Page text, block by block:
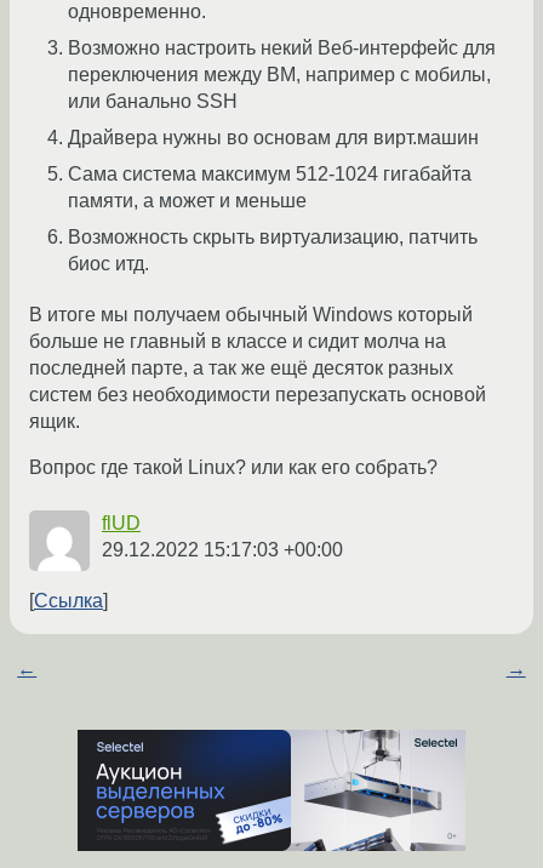
одновременно.
Возможно настроить некий Веб-интерфейс для
переключения между ВМ, например с мобилы,
или банально SSH
Драйвера нужны во основам для вирт.машин
Сама система максимум 512-1024 гигабайта
памяти, а может и меньше
Возможность скрыть виртуализацию, патчить
биос итд.
В итоге мы получаем обычный Windows который
больше не главный в классе и сидит молча на
последней парте, а так же ещё десяток разных
систем без необходимости перезапускать основой
ящик.
Вопрос где такой Linux? или как его собрать?
flUD
29.12.2022 15:17:03 +00:00
Ссылка
← →